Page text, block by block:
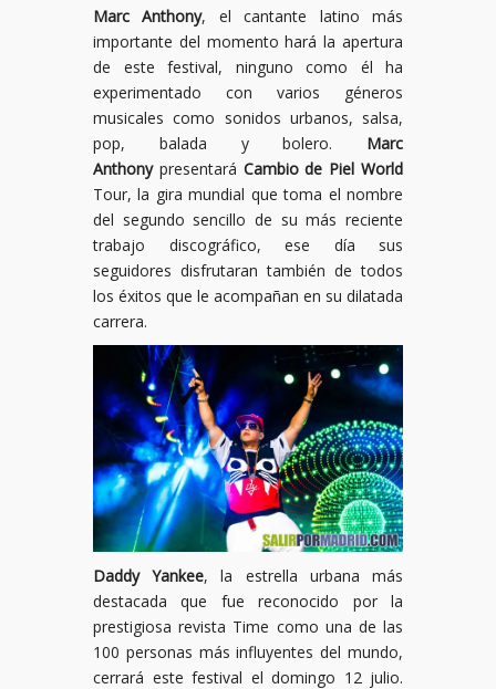
Marc Anthony, el cantante latino más
importante del momento hará la apertura
de este festival, ninguno como él ha
experimentado con varios géneros
musicales como sonidos urbanos, salsa,
pop, balada y bolero. Marc
Anthony presentará Cambio de Piel World
Tour, la gira mundial que toma el nombre
del segundo sencillo de su más reciente
trabajo discográfico, ese día sus
seguidores disfrutaran también de todos
los éxitos que le acompañan en su dilatada
carrera.
Daddy Yankee, la estrella urbana más
destacada que fue reconocido por la
prestigiosa revista Time como una de las
100 personas más influyentes del mundo,
cerrará este festival el domingo 12 julio.